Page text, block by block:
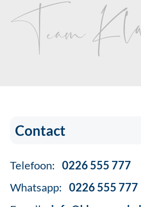
Team
Contact
Telefoon: 0226 555 777
Whatsapp: 0226 555 777